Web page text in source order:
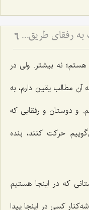
ضرورت تواضع قلبی سالک نسبت به رفقای طریق - ملاک رشد معنوی در نگاه به دیگران 6
نه بیشتر. ولی در
مطالب یقین دارم، به
و دوستان و رفقایی كه
حركت كنند، بنده
كه در اینجا هستیم
كسی در اینجا پیدا